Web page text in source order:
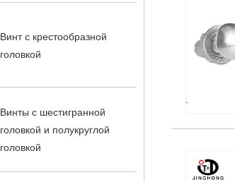
Винт с крестообразной
головкой
Винты с шестигранной
головкой и полукруглой
головкой